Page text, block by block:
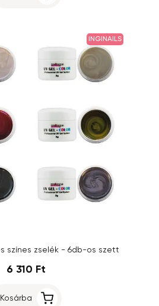
INGINAILS
színes zselék - 6db-os szett
6 310 Ft
Kosárba